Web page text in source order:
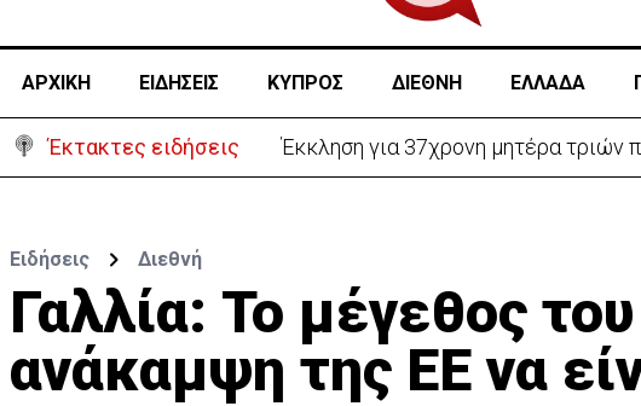
ΑΡΧΙΚΗ ΕΙΔΗΣΕΙΣ ΚΥΠΡΟΣ ΔΙΕΘΝΗ ΕΛΛΑΔΑ
Έκτακτες ειδήσεις Γερμανία: Συγκρούστηκαν δύο τραμ
Ειδήσεις Διεθνή
Γαλλία: Το μέγεθος
ανάκαμψη της ΕΕ να